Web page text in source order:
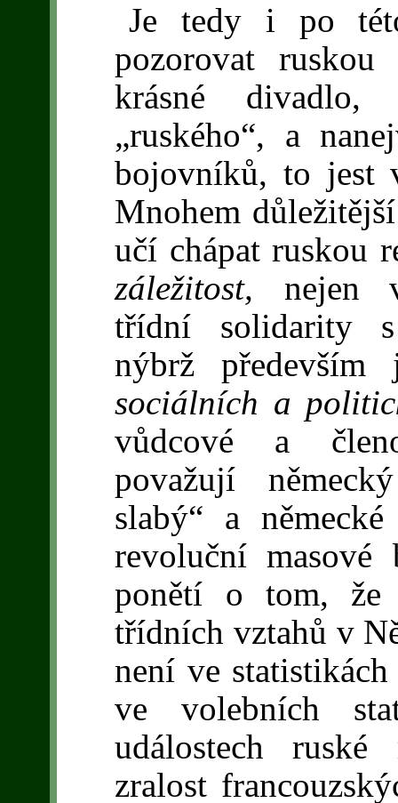
Je tedy i po
pozorovat
krásné divadlo,
„ruského“, a
bojovníků, to jest
Mnohem
učí chápat ruskou
záležitost,nejen
třídní solidarity s
nýbrž
sociálních a
vůdcové a
považují
slabý“ a
revoluční
ponětí o tom, že
třídních vztahů v
není ve
ve volebních
událostech
zralost